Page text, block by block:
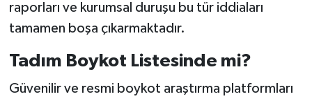
raporları ve kurumsal duruşu bu tür iddiaları
tamamen boşa çıkarmaktadır.
Tadım Boykot Listesinde mi?
Güvenilir ve resmi boykot araştırma platformları